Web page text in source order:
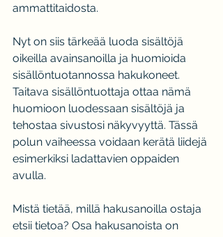
ammattitaidosta.
Nyt on siis tärkeää luoda sisältöjä
oikeilla avainsanoilla ja huomioida
sisällöntuotannossa hakukoneet.
Taitava sisällöntuottaja ottaa nämä
huomioon luodessaan sisältöjä ja
tehostaa sivustosi näkyvyyttä. Tässä
polun vaiheessa voidaan kerätä liidejä
esimerkiksi ladattavien oppaiden
avulla.
Mistä tietää, millä hakusanoilla ostaja
etsii tietoa? Osa hakusanoista on